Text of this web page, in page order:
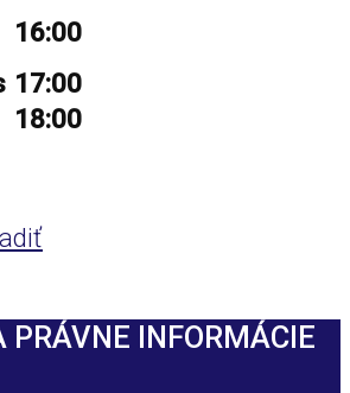
16:00
17:00
18:00
PRÁVNE INFORMÁCIE